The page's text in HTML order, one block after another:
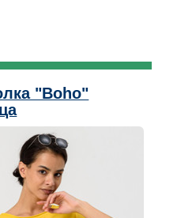
"Boho"